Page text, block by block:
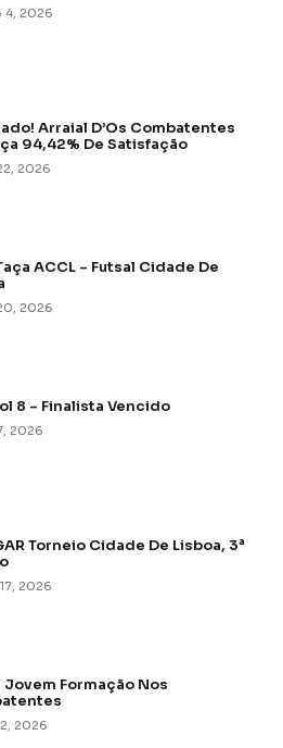
4, 2026
Arraial D’Os Combatentes
94,42% De Satisfação
2026
ACCL – Futsal Cidade De
2026
8 – Finalista Vencido
2026
Torneio Cidade De Lisboa, 3ª
2026
Jovem Formação Nos
2026